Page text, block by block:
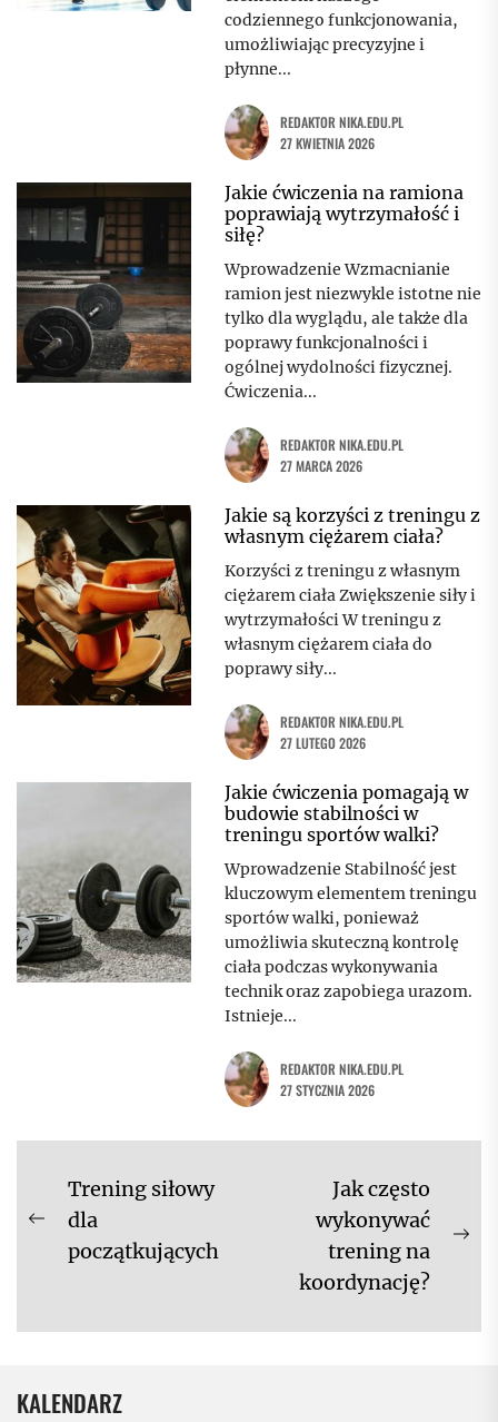
codziennego funkcjonowania,
umożliwiając precyzyjne i
płynne...
REDAKTOR NIKA.EDU.PL
27 KWIETNIA 2026
Jakie ćwiczenia na ramiona
poprawiają wytrzymałość i
siłę?
Wprowadzenie Wzmacnianie
ramion jest niezwykle istotne nie
tylko dla wyglądu, ale także dla
poprawy funkcjonalności i
ogólnej wydolności fizycznej.
Ćwiczenia...
REDAKTOR NIKA.EDU.PL
27 MARCA 2026
Jakie są korzyści z treningu z
własnym ciężarem ciała?
Korzyści z treningu z własnym
ciężarem ciała Zwiększenie siły i
wytrzymałości W treningu z
własnym ciężarem ciała do
poprawy siły...
REDAKTOR NIKA.EDU.PL
27 LUTEGO 2026
Jakie ćwiczenia pomagają w
budowie stabilności w
treningu sportów walki?
Wprowadzenie Stabilność jest
kluczowym elementem treningu
sportów walki, ponieważ
umożliwia skuteczną kontrolę
ciała podczas wykonywania
technik oraz zapobiega urazom.
Istnieje...
REDAKTOR NIKA.EDU.PL
27 STYCZNIA 2026
Nawigacja
wpisu
Previous
post:
Trening siłowy
dla
początkujących
Jak często
wykonywać
trening na
koordynację?
KALENDARZ